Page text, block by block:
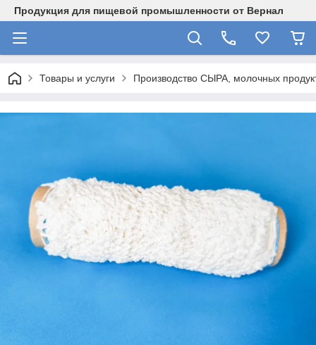
Продукция для пищевой промышленности от Вернал
Товары и услуги Производство СЫРА, молочных